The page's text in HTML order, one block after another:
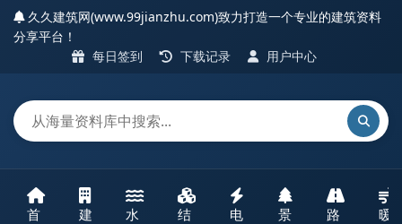
久久建筑网(www.99jianzhu.com)致力打造一个专业的建筑资料
分享平台！
每日签到
下载记录 用户中心
首
建
水
结
电
景
路
暖